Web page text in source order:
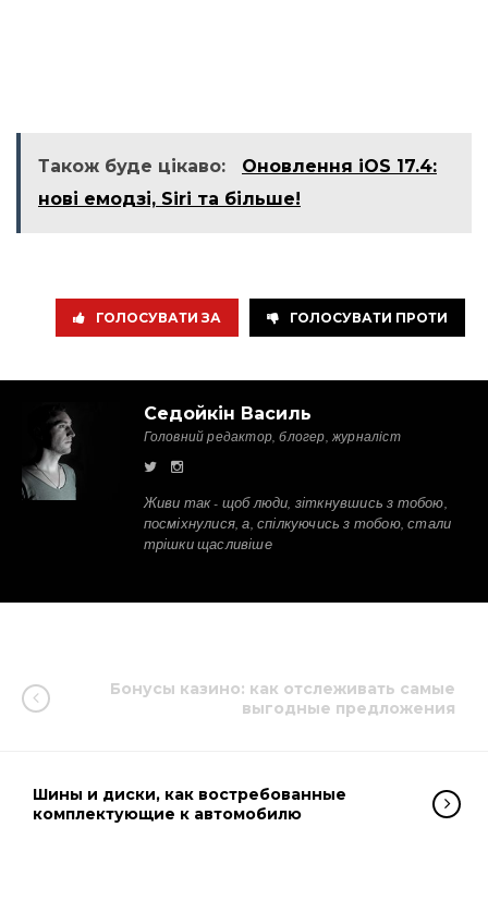
Також буде цікаво:
Оновлення iOS 17.4:
нові емодзі, Siri та більше!
ГОЛОСУВАТИ ЗА ГОЛОСУВАТИ ПРОТИ
Седойкін Василь
Головний редактор, блогер, журналіст
Живи так - щоб люди, зіткнувшись з тобою,
посміхнулися, а, спілкуючись з тобою, стали
трішки щасливіше
Бонусы казино: как отслеживать самые
выгодные предложения
Шины и диски, как востребованные
комплектующие к автомобилю